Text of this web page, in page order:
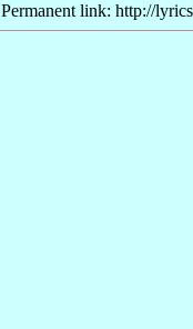
Permanent link: http://